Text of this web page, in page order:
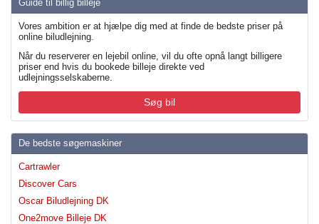
Guide til billig billeje
Vores ambition er at hjælpe dig med at finde de bedste priser på
online biludlejning.
Når du reserverer en lejebil online, vil du ofte opnå langt billigere
priser end hvis du bookede billeje direkte ved
udlejningsselskaberne.
Søg bil
De bedste søgemaskiner
Cartrawler
Discover Cars
Oscar Biludlejning DK
One2move Billeje DK